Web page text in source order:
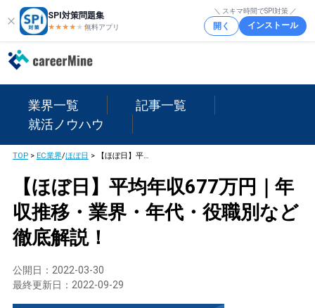
SPI対策問題集
★★★★ ★★
無料アプリ
＼ スキマ時間でSPI対策 ／
開く インストール
業界一覧
記事一覧
就活ノウハウ
TOP> EC業界/ほぼ日 > 【ほぼ日】平均年収677万円｜年収推移・業界・年代・役職別など徹底解説！
【ほぼ日】平均年収677万円｜年
収推移・業界・年代・役職別など
徹底解説！
公開日： 2022-03-30
最終更新日： 2022-09-29